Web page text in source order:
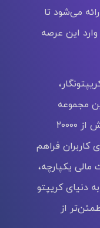
می‌شود تا
این عرصه
مجموعه
است که امکان خرید و فروش بیش از ۲۰۰۰۰
کاربران فراهم
یکپارچه،
دنیای کریپتو
از